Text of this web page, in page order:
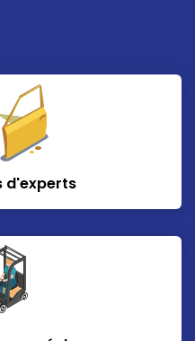
d'experts